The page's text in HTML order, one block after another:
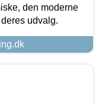
den moderne
udvalg.